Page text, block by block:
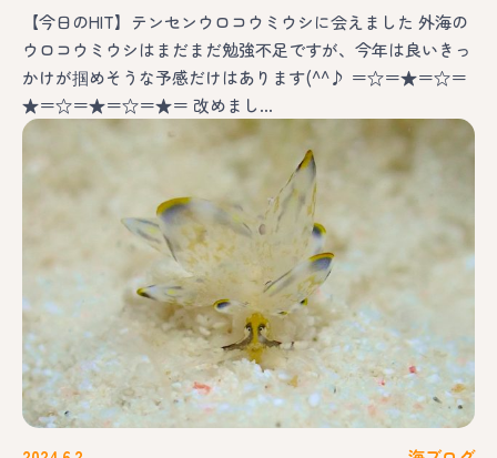
【今日のHIT】テンセンウロコウミウシに会えました 外海の
ウロコウミウシはまだまだ勉強不足ですが、今年は良いきっ
かけが掴めそうな予感だけはあります(^^♪ ＝☆＝★＝☆＝
★＝☆＝★＝☆＝★＝ 改めまし…